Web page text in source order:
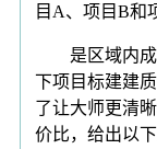
目A、项目B和
是区域内成
下项目标建建
了让大师更清
价比，给出以